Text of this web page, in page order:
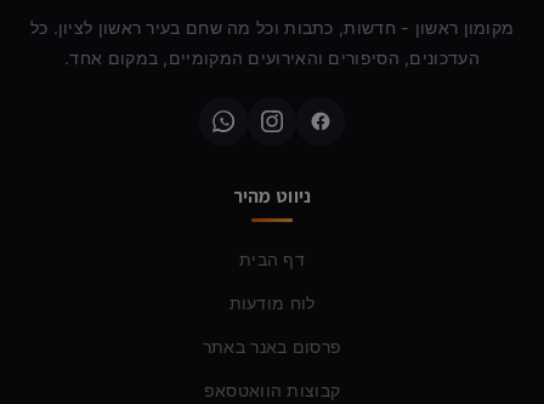
מקומון ראשון - חדשות, כתבות וכל מה שחם בעיר ראשון לציון. כל
העדכונים, הסיפורים והאירועים המקומיים, במקום אחד.
ניווט מהיר
דף הבית
לוח מודעות
פרסום באנר באתר
קבוצות הוואטסאפ